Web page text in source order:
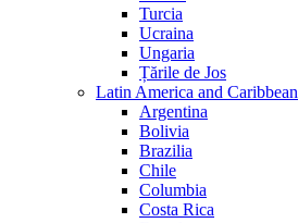
Turcia
Ucraina
Ungaria
Țările de Jos
Latin America and Caribbean
Argentina
Bolivia
Brazilia
Chile
Columbia
Costa Rica